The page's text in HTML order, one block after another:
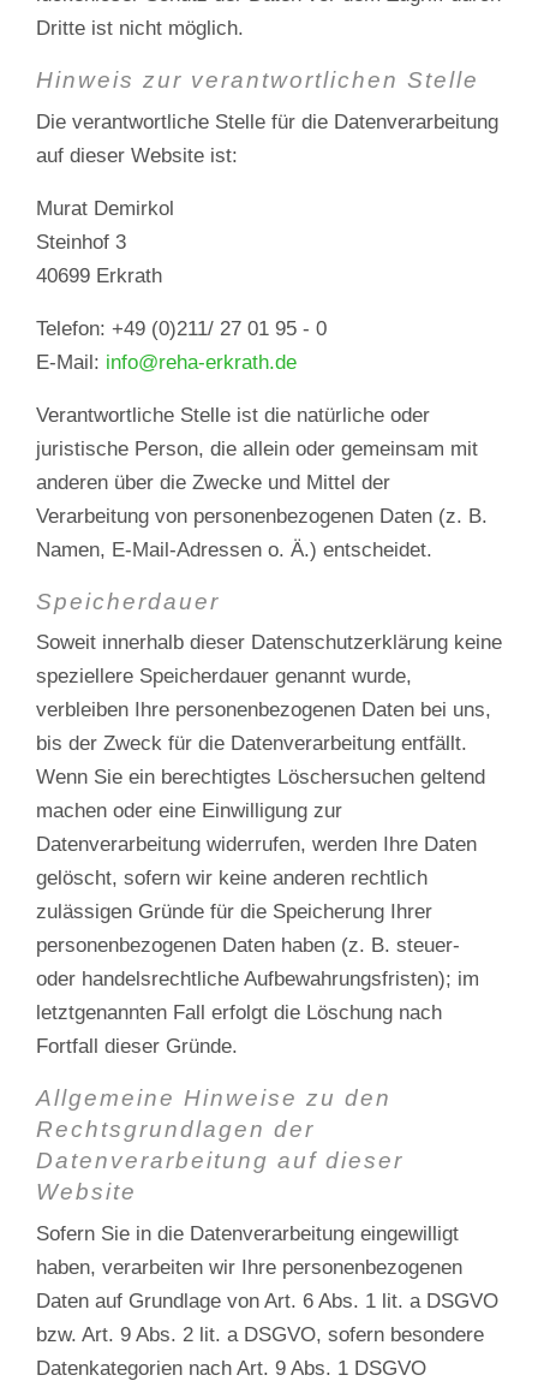
Dritte ist nicht möglich.
Hinweis zur verantwortlichen Stelle
Die verantwortliche Stelle für die Datenverarbeitung
auf dieser Website ist:
Murat Demirkol
Steinhof 3
40699 Erkrath
Telefon: +49 (0)211/ 27 01 95 - 0
E-Mail: info@reha-erkrath.de
Verantwortliche Stelle ist die natürliche oder
juristische Person, die allein oder gemeinsam mit
anderen über die Zwecke und Mittel der
Verarbeitung von personenbezogenen Daten (z. B.
Namen, E-Mail-Adressen o. Ä.) entscheidet.
Speicherdauer
Soweit innerhalb dieser Datenschutzerklärung keine
speziellere Speicherdauer genannt wurde,
verbleiben Ihre personenbezogenen Daten bei uns,
bis der Zweck für die Datenverarbeitung entfällt.
Wenn Sie ein berechtigtes Löschersuchen geltend
machen oder eine Einwilligung zur
Datenverarbeitung widerrufen, werden Ihre Daten
gelöscht, sofern wir keine anderen rechtlich
zulässigen Gründe für die Speicherung Ihrer
personenbezogenen Daten haben (z. B. steuer-
oder handelsrechtliche Aufbewahrungsfristen); im
letztgenannten Fall erfolgt die Löschung nach
Fortfall dieser Gründe.
Allgemeine Hinweise zu den
Rechtsgrundlagen der
Datenverarbeitung auf dieser
Website
Sofern Sie in die Datenverarbeitung eingewilligt
haben, verarbeiten wir Ihre personenbezogenen
Daten auf Grundlage von Art. 6 Abs. 1 lit. a DSGVO
bzw. Art. 9 Abs. 2 lit. a DSGVO, sofern besondere
Datenkategorien nach Art. 9 Abs. 1 DSGVO